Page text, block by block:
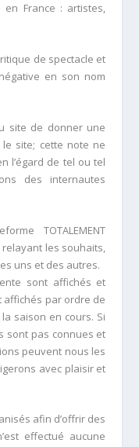
en France : artistes,
de spectacle et
en son nom
site de donner une
site; cette note ne
l’égard de tel ou tel
des internautes
TOTALEMENT
les souhaits,
uns et des autres.
sont affichés et
affichés par ordre de
saison en cours. Si
sont pas connues et
peuvent nous les
avec plaisir et
afin d’offrir des
effectué aucune